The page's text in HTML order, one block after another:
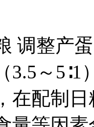
调整产
3.5～
在配制